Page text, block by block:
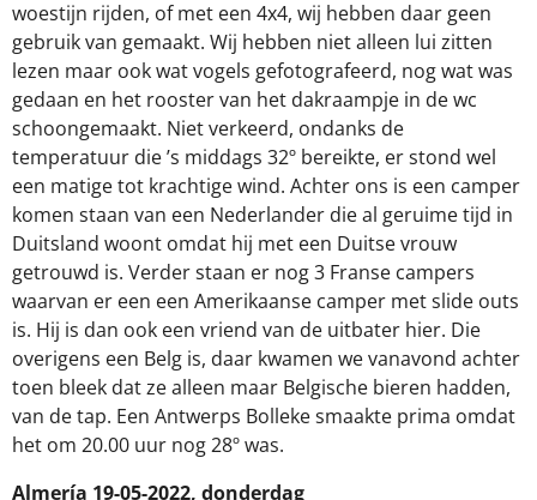
woestijn rijden, of met een 4x4, wij hebben daar geen
gebruik van gemaakt. Wij hebben niet alleen lui zitten
lezen maar ook wat vogels gefotografeerd, nog wat was
gedaan en het rooster van het dakraampje in de wc
schoongemaakt. Niet verkeerd, ondanks de
temperatuur die ’s middags 32º bereikte, er stond wel
een matige tot krachtige wind. Achter ons is een camper
komen staan van een Nederlander die al geruime tijd in
Duitsland woont omdat hij met een Duitse vrouw
getrouwd is. Verder staan er nog 3 Franse campers
waarvan er een een Amerikaanse camper met slide outs
is. Hij is dan ook een vriend van de uitbater hier. Die
overigens een Belg is, daar kwamen we vanavond achter
toen bleek dat ze alleen maar Belgische bieren hadden,
van de tap. Een Antwerps Bolleke smaakte prima omdat
het om 20.00 uur nog 28º was.
Almería 19-05-2022, donderdag